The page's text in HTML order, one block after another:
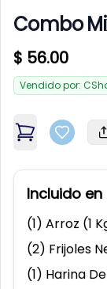
Arroz (10 Lb)
Disponible
la
la
Combo
Product
$ 56.00
Vendido por:
Description
,Combo Mixto
Add to
Incluido
(1) Arroz (1
(2) Frijoles
(1) Harina